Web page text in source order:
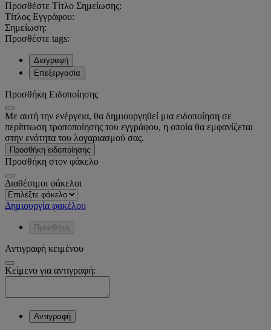
Προσθέστε Τίτλο Σημείωσης:
Τίτλος Εγγράφου:
Σημείωση:
Προσθέστε tags:
Διαγραφή
Επεξεργασία
Προσθήκη Ειδοποίησης
Με αυτή την ενέργεια, θα δημιουργηθεί μια ειδοποίηση σε
περίπτωση τροποποίησης του εγγράφου, η οποία θα εμφανίζεται
στην ενότητα του λογαριασμού σας.
Προσθήκη ειδοποίησης
Προσθήκη στον φάκελο
Διαθέσιμοι φάκελοι
Δημιουργία φακέλου
Προσθήκη
Αντιγραφή κειμένου
Κείμενο για αντιγραφή:
Αντιγραφή